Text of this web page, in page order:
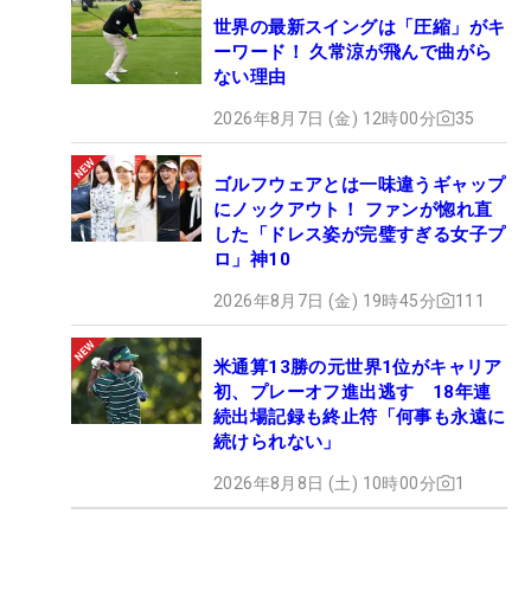
世界の最新スイングは「圧縮」がキ
ーワード！ 久常涼が飛んで曲がら
ない理由
2026年8月7日 (金) 12時00分 35
ゴルフウェアとは一味違うギャップ
にノックアウト！ ファンが惚れ直
した「ドレス姿が完璧すぎる女子プ
ロ」神10
2026年8月7日 (金) 19時45分 111
米通算13勝の元世界1位がキャリア
初、プレーオフ進出逃す 18年連
続出場記録も終止符「何事も永遠に
続けられない」
2026年8月8日 (土) 10時00分 1